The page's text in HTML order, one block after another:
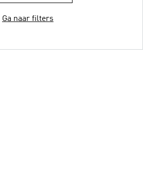
Ga naar filters